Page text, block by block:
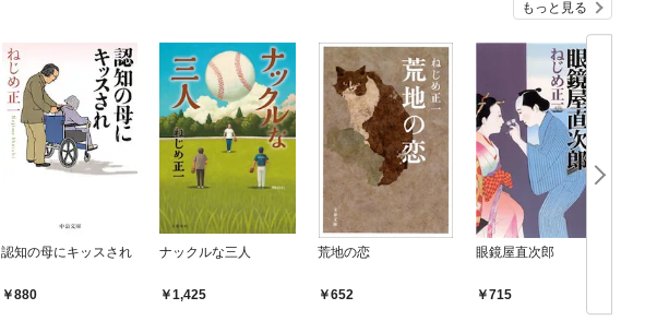
もっと見る
認知の母にキッスされ
880
ナックルな三人
1,425
荒地の恋
652
眼鏡屋直次郎
715